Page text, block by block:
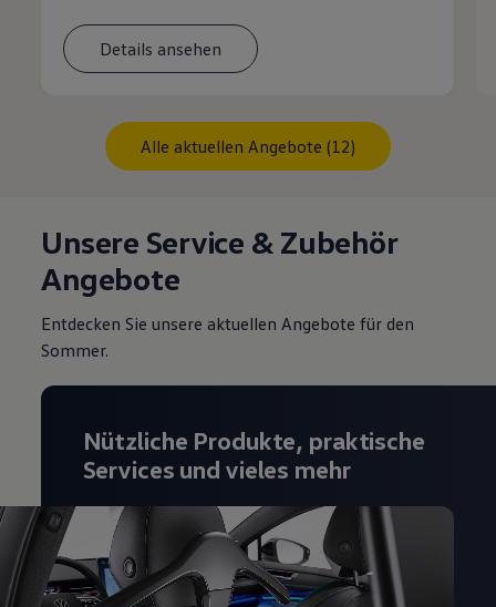
Details ansehen
Alle aktuellen Angebote (12)
Unsere Service & Zubehör
Angebote
Entdecken Sie unsere aktuellen Angebote für den
Sommer.
Nützliche Produkte, praktische
Services und vieles mehr